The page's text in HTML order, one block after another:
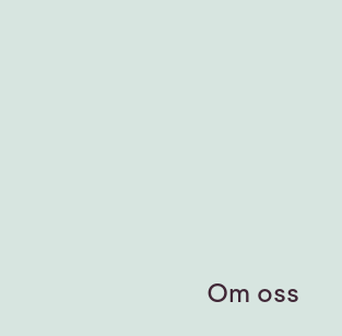
Om oss